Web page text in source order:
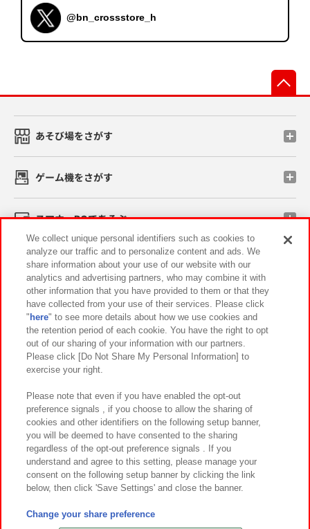
@bn_crossstore_h
あそび場をさがす
ゲーム機をさがす
スマホ・PCであそぶ
イベント・キャンペーン
関連会社 サステナビリティ サイトポリシー
プライバシーポリシー ウェブアクセシビリティ方針と検証結果
お取引先さまとともに
カスタマーハラスメント対応方針 よくあるご質問・お問い合わせ
©Bandai Namco Amusement Inc.
©Bandai Namco Amusement Lab Inc.
We collect unique personal identifiers such as cookies to
analyze our traffic and to personalize content and ads. We
share information about your use of our website with our
analytics and advertising partners, who may combine it with
other information that you have provided to them or that they
have collected from your use of their services. Please click
" here" to see more details about how we use cookies and
the retention period of each cookie. You have the right to opt
out of our sharing of your information with our partners.
Please click [Do Not Share My Personal Information] to
exercise your right.
Please note that even if you have enabled the opt-out
preference signals , if you choose to allow the sharing of
cookies and other identifiers on the following setup banner,
you will be deemed to have consented to the sharing
regardless of the opt-out preference signals . If you
understand and agree to this setting, please manage your
consent on the following setup banner by clicking the link
below, then click 'Save Settings' and close the banner.
Change your share preference